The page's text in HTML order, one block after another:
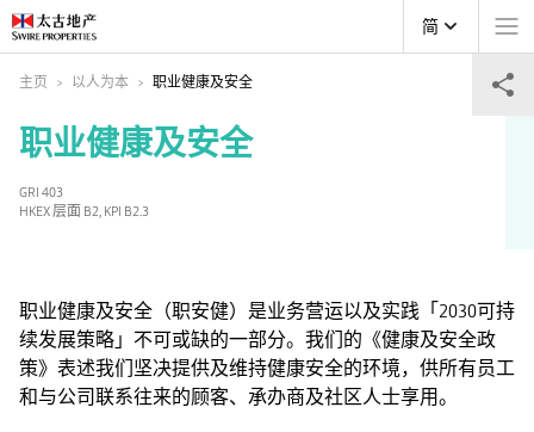
简
主页 以人为本 职业健康及安全
职业健康及安全
GRI 403
HKEX 层面 B2, KPI B2.3
职业健康及安全（职安健）是业务营运以及实践「2030可持
续发展策略」不可或缺的一部分。我们的《健康及安全政
策》表述我们坚决提供及维持健康安全的环境，供所有员工
和与公司联系往来的顾客、承办商及社区人士享用。